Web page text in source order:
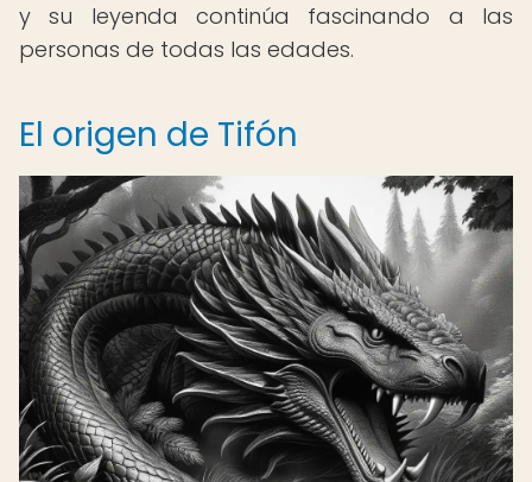
y su leyenda continúa fascinando a las
personas de todas las edades.
El origen de Tifón